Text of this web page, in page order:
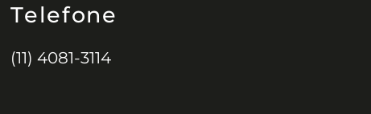
Telefone
(11) 4081-3114